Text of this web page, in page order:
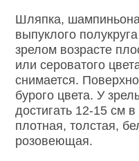
Шляпка,
выпуклого
зрелом возрасте
или сероватого
снимается.
бурого цвета. У
достигать 12-15 см
плотная, толстая,
розовеющая.